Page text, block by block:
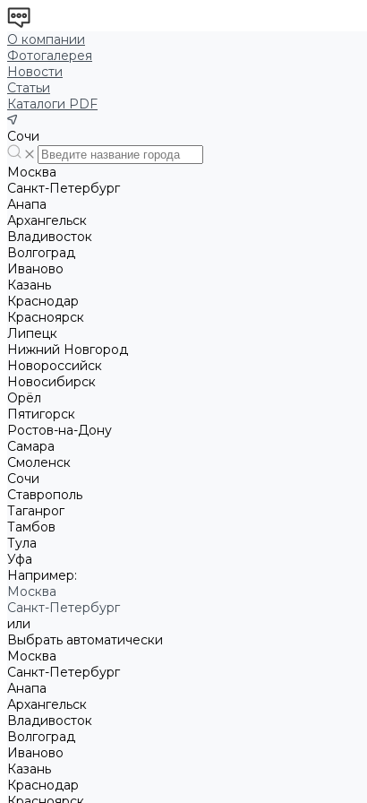
О компании
Фотогалерея
Новости
Статьи
Каталоги PDF
Сочи
Москва
Санкт-Петербург
Анапа
Архангельск
Владивосток
Волгоград
Иваново
Казань
Краснодар
Красноярск
Липецк
Нижний Новгород
Новороссийск
Новосибирск
Орёл
Пятигорск
Ростов-на-Дону
Самара
Смоленск
Сочи
Ставрополь
Таганрог
Тамбов
Тула
Уфа
Например:
Москва
Санкт-Петербург
или
Выбрать автоматически
Москва
Санкт-Петербург
Анапа
Архангельск
Владивосток
Волгоград
Иваново
Казань
Краснодар